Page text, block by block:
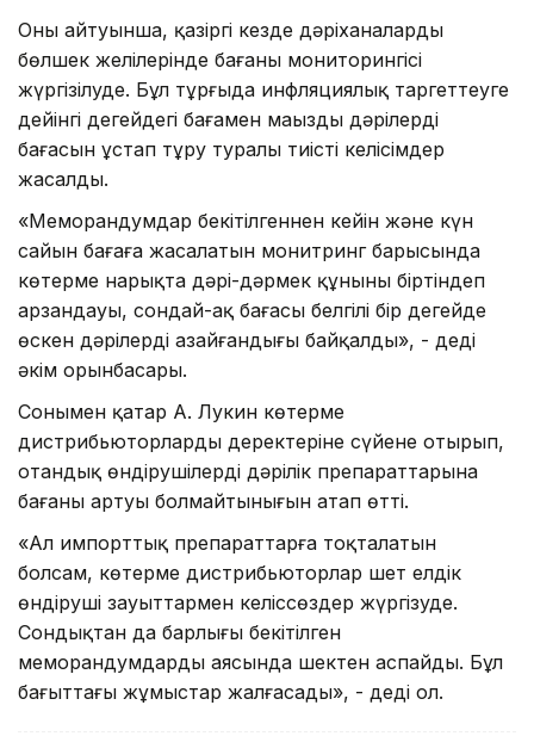
Оның айтуынша, қазіргі кезде дәріханалардың
бөлшек желілерінде бағаның мониторингісі
жүргізілуде. Бұл тұрғыда инфляциялық таргеттеуге
дейінгі деңгейдегі бағамен маңызды дәрілердің
бағасын ұстап тұру туралы тиісті келісімдер
жасалды.
«Меморандумдар бекітілгеннен кейін және күн
сайын бағаға жасалатын монитринг барысында
көтерме нарықта дәрі-дәрмек құнының біртіндеп
арзандауы, cондай-ақ бағасы белгілі бір деңгейде
өскен дәрілердің азайғандығы байқалды», - деді
әкім орынбасары.
Сонымен қатар А. Лукин көтерме
дистрибьюторлардың деректеріне сүйене отырып,
отандық өндірушілердің дәрілік препараттарына
бағаның артуы болмайтынығын атап өтті.
«Ал импорттық препараттарға тоқталатын
болсам, көтерме дистрибьюторлар шет елдік
өндіруші зауыттармен келіссөздер жүргізуде.
Сондықтан да барлығы бекітілген
меморандумдардың аясында шектен аспайды. Бұл
бағыттағы жұмыстар жалғасады», - деді ол.